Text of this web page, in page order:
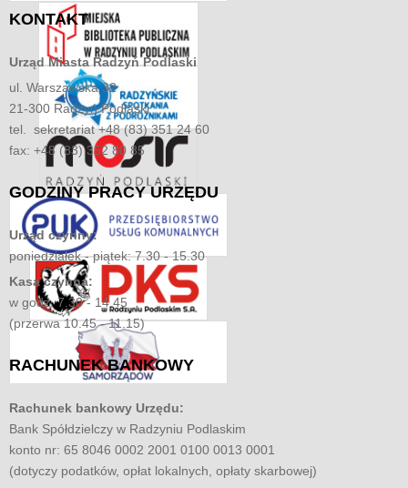
KONTAKT
Urząd MiastaRadzyń Podlaski
ul. Warszawska 32
21-300 Radzyń Podlaski
tel. sekretariat +48 (83) 351 24 60
fax: +48 (83) 352 80 85
GODZINYPRACY URZĘDU
Urząd czynny:
poniedziałek - piątek: 7.30 - 15.30
Kasa czynna:
w godz. 7.30 - 14.45
(przerwa 10.45 - 11.15)
RACHUNEKBANKOWY
Rachunek bankowy Urzędu:
Bank Spółdzielczy w Radzyniu Podlaskim
konto nr: 65 8046 0002 2001 0100 0013 0001
(dotyczy podatków, opłat lokalnych, opłaty skarbowej)